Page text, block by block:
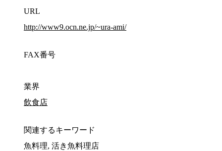
URL
http://www9.ocn.ne.jp/~ura-ami/
FAX番号
業界
飲食店
関連するキーワード
魚料理, 活き魚料理店